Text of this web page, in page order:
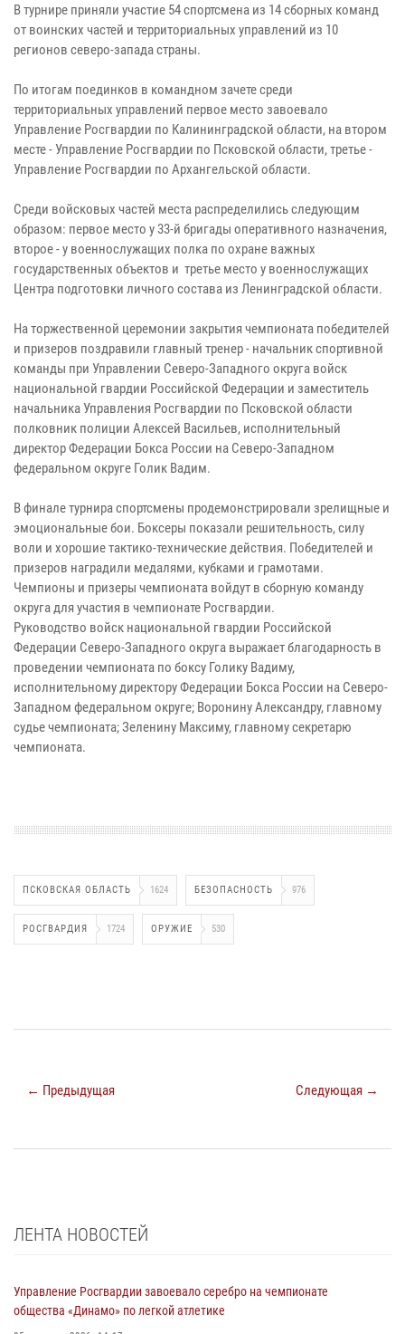
В турнире приняли участие 54 спортсмена из 14 сборных команд
от воинских частей и территориальных управлений из 10
регионов северо-запада страны.
По итогам поединков в командном зачете среди
территориальных управлений первое место завоевало
Управление Росгвардии по Калининградской области, на втором
месте - Управление Росгвардии по Псковской области, третье -
Управление Росгвардии по Архангельской области.
Среди войсковых частей места распределились следующим
образом: первое место у 33-й бригады оперативного назначения,
второе - у военнослужащих полка по охране важных
государственных объектов и третье место у военнослужащих
Центра подготовки личного состава из Ленинградской области.
На торжественной церемонии закрытия чемпионата победителей
и призеров поздравили главный тренер - начальник спортивной
команды при Управлении Северо-Западного округа войск
национальной гвардии Российской Федерации и заместитель
начальника Управления Росгвардии по Псковской области
полковник полиции Алексей Васильев, исполнительный
директор Федерации Бокса России на Cеверо-Западном
федеральном округе Голик Вадим.
В финале турнира спортсмены продемонстрировали зрелищные и
эмоциональные бои. Боксеры показали решительность, силу
воли и хорошие тактико-технические действия. Победителей и
призеров наградили медалями, кубками и грамотами.
Чемпионы и призеры чемпионата войдут в сборную команду
округа для участия в чемпионате Росгвардии.
Руководство войск национальной гвардии Российской
Федерации Северо-Западного округа выражает благодарность в
проведении чемпионата по боксу Голику Вадиму,
исполнительному директору Федерации Бокса России на Северо-
Западном федеральном округе; Воронину Александру, главному
судье чемпионата; Зеленину Максиму, главному секретарю
чемпионата.
ПСКОВСКАЯ ОБЛАСТЬ 1624 БЕЗОПАСНОСТЬ 976
РОСГВАРДИЯ 1724 ОРУЖИЕ 530
← Предыдущая Следующая →
ЛЕНТА НОВОСТЕЙ
Управление Росгвардии завоевало серебро на чемпионате
общества «Динамо» по легкой атлетике